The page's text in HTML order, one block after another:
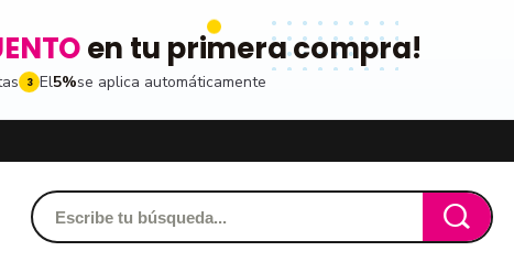
en tu primera compra!
3 El5%se aplica automáticamente
y accede a tu historial
Accede